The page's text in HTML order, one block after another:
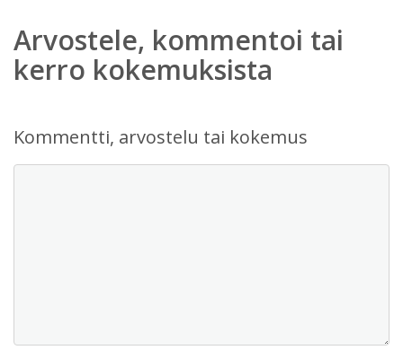
Arvostele, kommentoi tai
kerro kokemuksista
Kommentti, arvostelu tai kokemus